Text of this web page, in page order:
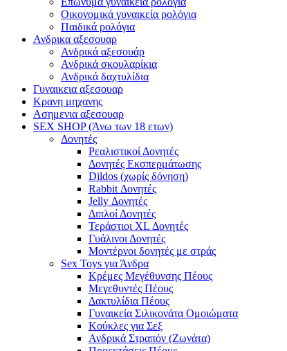
Οικονομικά γυναικεία ρολόγια
Παιδικά ρολόγια
Ανδρικα αξεσουαρ
Ανδρικά αξεσουάρ
Ανδρικά σκουλαρίκια
Ανδρικά δαχτυλίδια
Γυναικεια αξεσουαρ
Κρανη μηχανης
Ασημενια αξεσουαρ
SEX SHOP (Άνω των 18 ετων)
Δονητές
Ρεαλιστικοί Δονητές
Δονητές Εκσπερμάτωσης
Dildos (χωρίς δόνηση)
Rabbit Δονητές
Jelly Δονητές
Διπλοί Δονητές
Τεράστιοι XL Δονητές
Γυάλινοι Δονητές
Μοντέρνοι δονητές με στράς
Sex Toys για Άνδρα
Κρέμες Μεγέθυνσης Πέους
Μεγεθυντές Πέους
Δακτυλίδια Πέους
Γυναικεία Σιλικονάτα Ομοιώματα
Κούκλες για Σεξ
Ανδρικά Στραπόν (Ζωνάτα)